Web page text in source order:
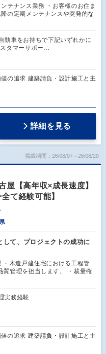
テナンス業務 ・お客様のお住ま
の定期メンテナンスや突発的な
動車をお持ちで下記いずれかに
タマーサポー…
の追求 建築請負・設計施工と主
詳細を見る
掲載期間：26/08/07～26/08/20
屋【高年収×成長速度】
て経験可能】
て、プロジェクトの成功に
木造戸建住宅における工程管
質管理を担当します。 ・裁量権
実務経験
の追求 建築請負・設計施工と主